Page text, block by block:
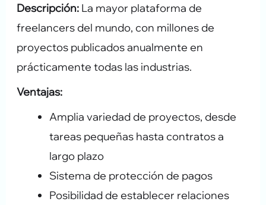
Descripción: La mayor plataforma de
freelancers del mundo, con millones de
proyectos publicados anualmente en
prácticamente todas las industrias.
Ventajas:
Amplia variedad de proyectos, desde
tareas pequeñas hasta contratos a
largo plazo
Sistema de protección de pagos
Posibilidad de establecer relaciones